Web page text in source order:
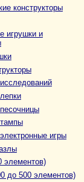
конструкторы
игрушки и
игры
элементов)
до 500 элементов)